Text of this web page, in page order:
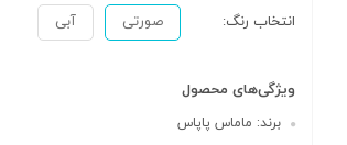
انتخاب رنگ: صورتی آبی
ویژگی‌های محصول
برند: ماماس پاپاس